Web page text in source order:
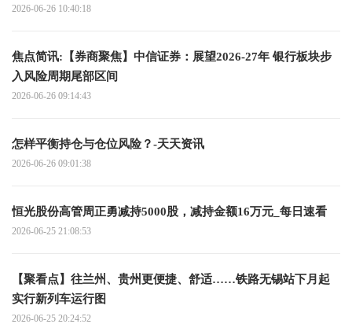
2026-06-26 10:40:18
焦点简讯:【券商聚焦】中信证券：展望2026-27年 银行板块步
入风险周期尾部区间
2026-06-26 09:14:43
怎样平衡持仓与仓位风险？-天天资讯
2026-06-26 09:01:38
恒光股份高管周正勇减持5000股，减持金额16万元_每日速看
2026-06-25 21:08:53
【聚看点】往兰州、贵州更便捷、舒适……铁路无锡站下月起
实行新列车运行图
2026-06-25 20:24:52